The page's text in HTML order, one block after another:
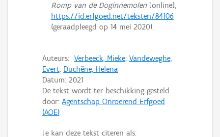
Romp van de Doginnemolen[online],
https://id.erfgoed.net/teksten/84106
(geraadpleegd op 14 mei 2020).
Auteurs: Verbeeck, Mieke; Vandeweghe,
Evert; Duchêne, Helena
Datum: 2021
De tekst wordt ter beschikking gesteld
door: Agentschap Onroerend Erfgoed
(AOE)
Je kan deze tekst citeren als: